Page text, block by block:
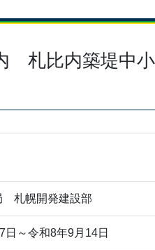
札比内築堤中
札幌開発建設部
日～令和8年9月14日